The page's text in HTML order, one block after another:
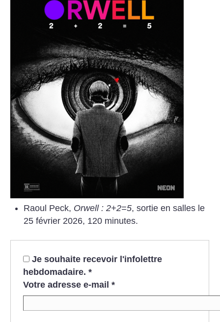
Raoul Peck, Orwell : 2+2=5, sortie en salles le
25 février 2026, 120 minutes.
Je souhaite recevoir l'infolettre
hebdomadaire. *
Votre adresse e-mail *